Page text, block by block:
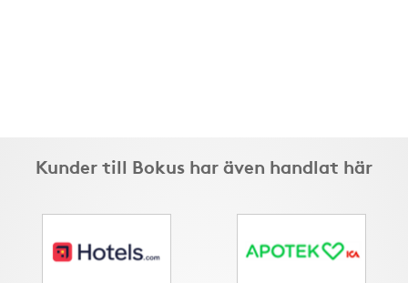
Kunder till Bokus har även handlat här